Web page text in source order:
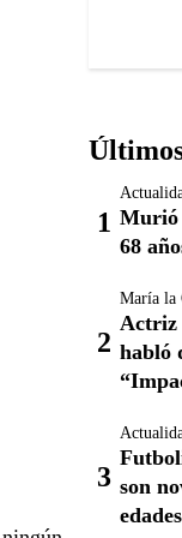
Murió
68
María la
Actriz
habló
son